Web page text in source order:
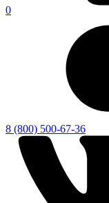
0
8 (800) 500-67-36